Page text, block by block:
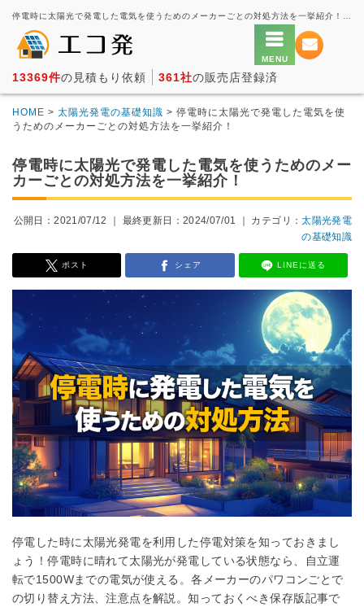
13369件の見積もり依頼 361社の販売店登録済
HOME > 太陽光発電の基礎知識 > 停電時に太陽光で発電した電気を使
うためのメーカーごとの対処方法を一挙紹介！
停電時に太陽光で発電した電気を使うためのメー
カーごとの対処方法を一挙紹介！
公開日：2021/07/12 ｜ 最終更新日：2024/07/01 ｜ カテゴリ：太陽光発電
の基礎知識
ポスト シェア LINEに送る
停電した時に太陽光発電を利用した停電対策を知っておきまし
ょう！停電時に晴れて太陽光が発電している状態なら、自立運
転で1500Wまでの電気が使える。各メーカーのパワコンごとで
の切り替え方法、注意点を解説。知っておくべき保存版記事で